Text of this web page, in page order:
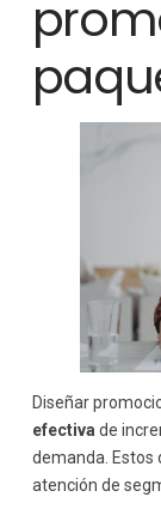
Diseñar
efectiva de
demanda. Estos
atención de